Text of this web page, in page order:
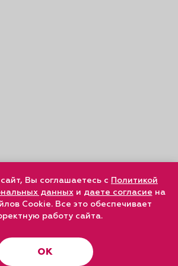
Вы соглашаетесь с Политикой
данныхи даете согласие на
Cookie. Все это обеспечивает
работу сайта.
ОК